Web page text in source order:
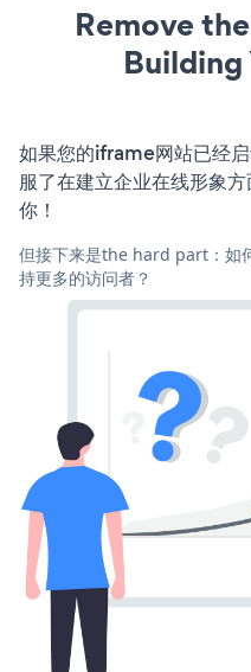
Remove
Building
如果您的iframe网站已经
服了在建立企业在线形象
你！
但接下来是the hard part：如
持更多的访问者？